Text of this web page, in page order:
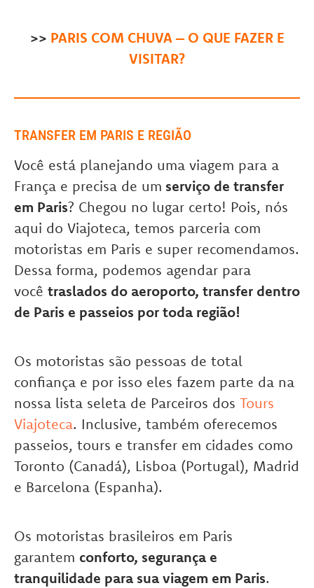
>> PARIS COM CHUVA – O QUE FAZER E
VISITAR?
TRANSFER EM PARIS E REGIÃO
Você está planejando uma viagem para a
França e precisa de um serviço de transfer
em Paris? Chegou no lugar certo! Pois, nós
aqui do Viajoteca, temos parceria com
motoristas em Paris e super recomendamos.
Dessa forma, podemos agendar para
você traslados do aeroporto, transfer dentro
de Paris e passeios por toda região!
Os motoristas são pessoas de total
confiança e por isso eles fazem parte da na
nossa lista seleta de Parceiros dos Tours
Viajoteca. Inclusive, também oferecemos
passeios, tours e transfer em cidades como
Toronto (Canadá), Lisboa (Portugal), Madrid
e Barcelona (Espanha).
Os motoristas brasileiros em Paris
garantem conforto, segurança e
tranquilidade para sua viagem em Paris.